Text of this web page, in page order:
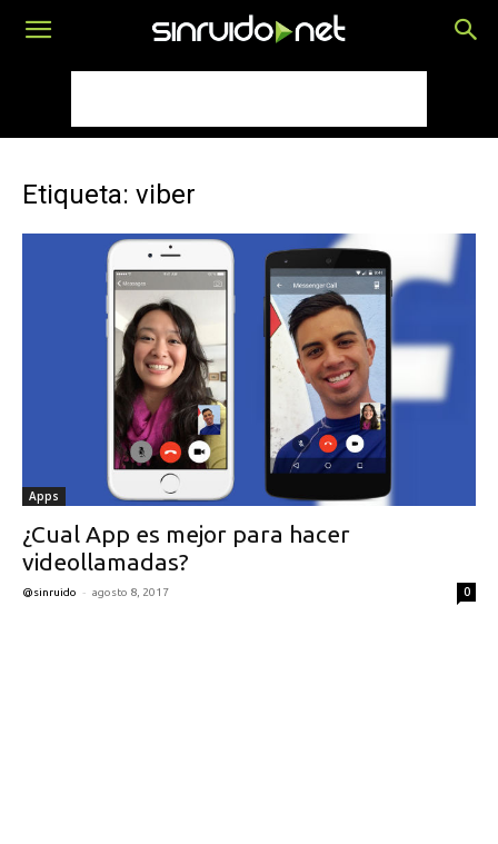
Etiqueta: viber
Apps
¿Cual App es mejor para hacer
videollamadas?
@sinruido - agosto 8, 2017 0